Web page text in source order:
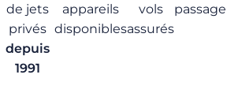
de jets
privés
depuis
1991
appareils
disponibles
vols
assurés